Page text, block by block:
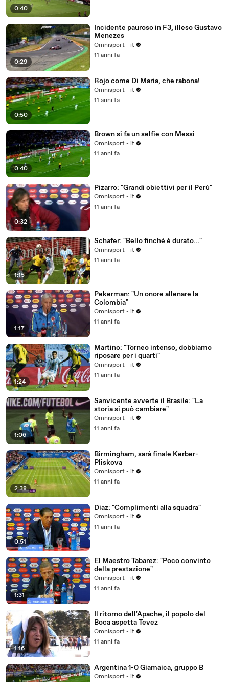
0:40
0:29
Incidente pauroso in F3, illeso Gustavo
Menezes
Omnisport - it
11 anni fa
0:50
Rojo come Di Maria, che rabona!
Omnisport - it
11 anni fa
0:40
Brown si fa un selfie con Messi
Omnisport - it
11 anni fa
0:32
Pizarro: "Grandi obiettivi per il Perù"
Omnisport - it
11 anni fa
1:15
Schafer: "Bello finché è durato..."
Omnisport - it
11 anni fa
1:17
Pekerman: "Un onore allenare la
Colombia"
Omnisport - it
11 anni fa
1:24
Martino: "Torneo intenso, dobbiamo
riposare per i quarti"
Omnisport - it
11 anni fa
1:06
Sanvicente avverte il Brasile: "La
storia si può cambiare"
Omnisport - it
11 anni fa
2:38
Birmingham, sarà finale Kerber-
Pliskova
Omnisport - it
11 anni fa
0:51
Diaz: "Complimenti alla squadra"
Omnisport - it
11 anni fa
1:31
El Maestro Tabarez: "Poco convinto
della prestazione"
Omnisport - it
11 anni fa
1:16
Il ritorno dell'Apache, il popolo del
Boca aspetta Tevez
Omnisport - it
11 anni fa
Argentina 1-0 Giamaica, gruppo B
Omnisport - it